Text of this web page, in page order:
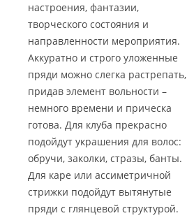
настроения, фантазии,
творческого состояния и
направленности мероприятия.
Аккуратно и строго уложенные
пряди можно слегка растрепать,
придав элемент вольности –
немного времени и прическа
готова. Для клуба прекрасно
подойдут украшения для волос:
обручи, заколки, стразы, банты.
Для каре или ассиметричной
стрижки подойдут вытянутые
пряди с глянцевой структурой.